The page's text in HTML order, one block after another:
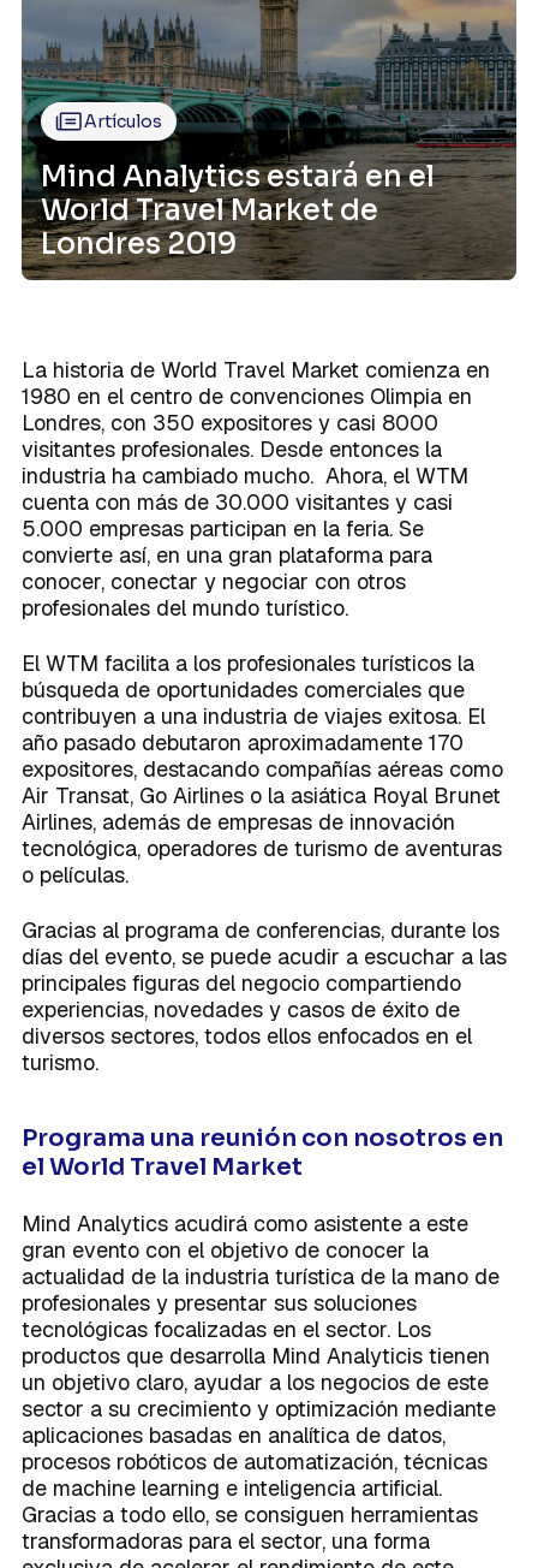
Próximamente
Integraciones
Caso de Éxito
Integraciones
Modelos de datos
Planes
sólidos que sustenten tu crecimiento.
Centralización de datos
La forma exitosa de disponer de una
visión única en la empresa.
Activación del dato
La brújula que toda empresa necesita
para poder competir en un mundo
Conoce la terminología que habla el
lenguaje de los datos en un único
lugar.
Sobre Mind
Artículos
Mind Analytics estará en el
World Travel Market de
Londres 2019
La historia de World Travel Market comienza en
1980 en el centro de convenciones Olimpia en
Londres, con 350 expositores y casi 8000
visitantes profesionales. Desde entonces la
industria ha cambiado mucho. Ahora, el WTM
cuenta con más de 30.000 visitantes y casi
5.000 empresas participan en la feria. Se
convierte así, en una gran plataforma para
conocer, conectar y negociar con otros
profesionales del mundo turístico.
El WTM facilita a los profesionales turísticos la
búsqueda de oportunidades comerciales que
contribuyen a una industria de viajes exitosa. El
año pasado debutaron aproximadamente 170
expositores, destacando compañías aéreas como
Air Transat, Go Airlines o la asiática Royal Brunet
Airlines, además de empresas de innovación
tecnológica, operadores de turismo de aventuras
o películas.
Gracias al programa de conferencias, durante los
días del evento, se puede acudir a escuchar a las
principales figuras del negocio compartiendo
experiencias, novedades y casos de éxito de
diversos sectores, todos ellos enfocados en el
turismo.
Programa una reunión con nosotros en
el World Travel Market
Mind Analytics acudirá como asistente a este
gran evento con el objetivo de conocer la
actualidad de la industria turística de la mano de
profesionales y presentar sus soluciones
tecnológicas focalizadas en el sector. Los
productos que desarrolla Mind Analyticis tienen
un objetivo claro, ayudar a los negocios de este
sector a su crecimiento y optimización mediante
aplicaciones basadas en analítica de datos,
procesos robóticos de automatización, técnicas
de machine learning e inteligencia artificial.
Gracias a todo ello, se consiguen herramientas
transformadoras para el sector, una forma